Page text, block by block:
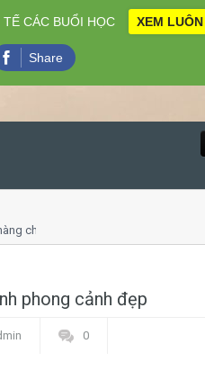
nghiệp
phong cảnh đẹp
0
CÁC BUỔI HỌC XEM LUÔN
Share